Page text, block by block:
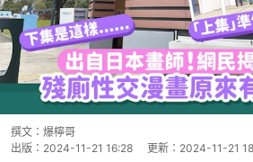
撰文： 爆檸哥
出版： 2024-11-21 16:28 更新： 2024-11-21